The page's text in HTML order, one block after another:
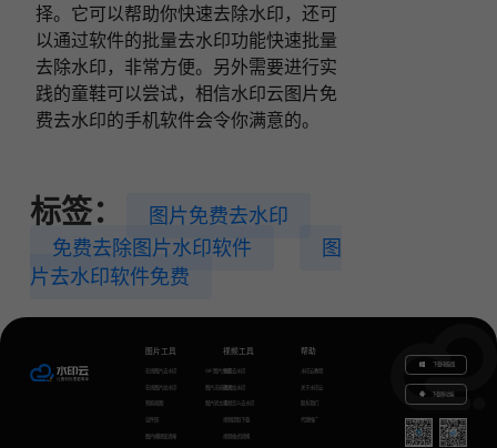
择。它可以帮助你快速去除水印，还可
以通过软件的批量去水印功能快速批量
去除水印，非常方便。另外需要进行实
践的童鞋可以尝试，相信水印云图片免
费去水印的手机软件会令你满意的。
标签：
图片免费去水印
免费去除图片水印软件
图
片去水印软件免费
图片工具
在线图片去水印
在线图片加水印
智能抠图
证件照
图片模糊变清晰
GIF图片生成
图片无损放大
图片转文字
视频工具
视频去水印
视频加水印
视频怎么去水印
视频提取下载
视频格式转换
帮助
水印云教程
关于水印云
联系我们
代理推广
下载电脑版
下载移动端